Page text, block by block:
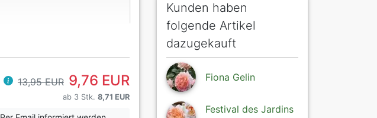
13,95 EUR 9,76 EUR
ab 3 Stk. 8,71 EUR
Kunden haben
folgende Artikel
dazugekauft
Fiona Gelin
Festival des Jardins